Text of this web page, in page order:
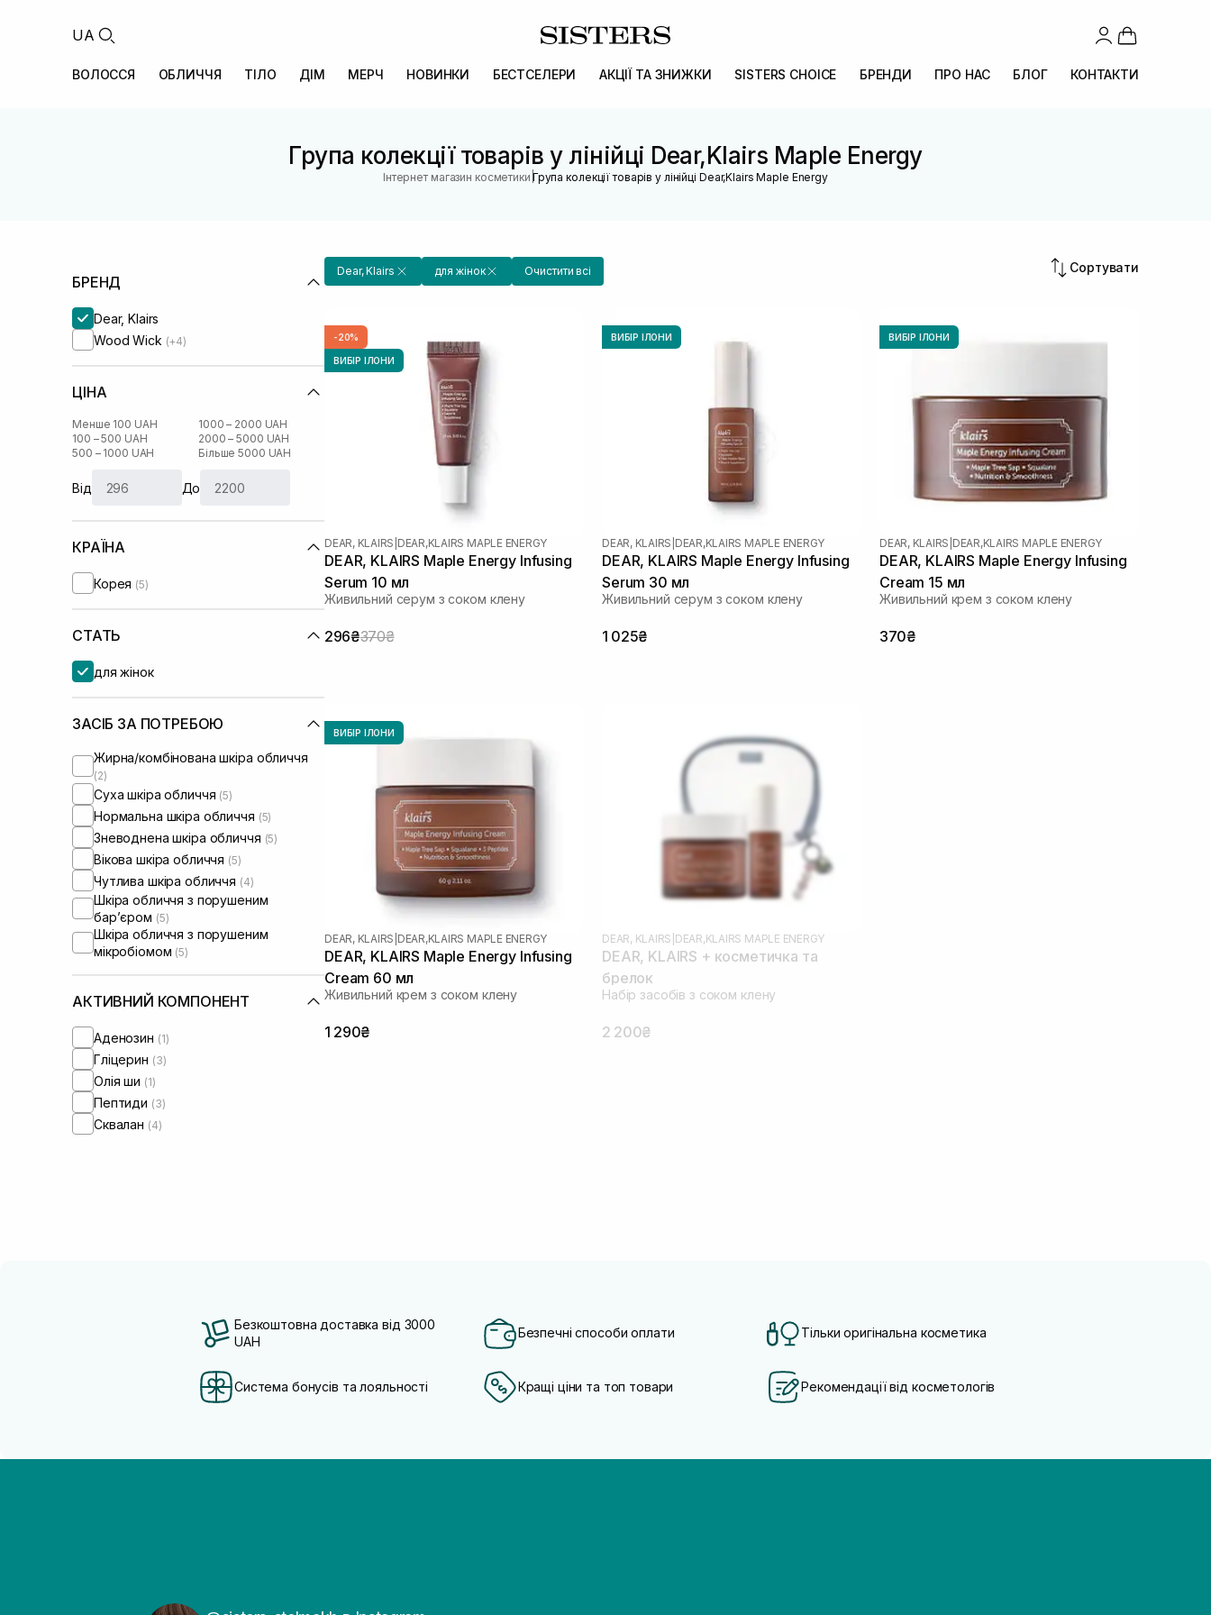
UA
ВОЛОССЯ ОБЛИЧЧЯ ТІЛО ДІМ МЕРЧ НОВИНКИ БЕСТСЕЛЕРИ АКЦІЇ ТА ЗНИЖКИ SISTERS CHOICE БРЕНДИ ПРО НАС БЛОГ КОНТАКТИ
Група колекції товарів у лінійці Dear,Klairs Maple Energy
Інтернет магазин косметики |Група колекції товарів у лінійці Dear,Klairs Maple Energy
БРЕНД
Dear, Klairs
Wood Wick (+4)
ЦІНА
Менше 100 UAH
100 – 500 UAH
500 – 1000 UAH
1000 – 2000 UAH
2000 – 5000 UAH
Більше 5000 UAH
Від До
КРАЇНА
Корея (5)
СТАТЬ
для жінок
ЗАСІБ ЗА ПОТРЕБОЮ
Жирна/комбінована шкіра обличчя
(2)
Суха шкіра обличчя (5)
Нормальна шкіра обличчя (5)
Зневоднена шкіра обличчя (5)
Вікова шкіра обличчя (5)
Чутлива шкіра обличчя (4)
Шкіра обличчя з порушеним
барʼєром (5)
Шкіра обличчя з порушеним
мікробіомом (5)
АКТИВНИЙ КОМПОНЕНТ
Аденозин (1)
Гліцерин (3)
Олія ши (1)
Пептиди (3)
Сквалан (4)
Dear, Klairs для жінок Очистити всі Сортувати
-20%
ВИБІР ІЛОНИ
DEAR, KLAIRS DEAR,KLAIRS MAPLE ENERGY
DEAR, KLAIRS Maple Energy Infusing
Serum 10 мл
Живильний серум з соком клену
296₴370₴
ВИБІР ІЛОНИ
DEAR, KLAIRS DEAR,KLAIRS MAPLE ENERGY
DEAR, KLAIRS Maple Energy Infusing
Serum 30 мл
Живильний серум з соком клену
1 025₴
ВИБІР ІЛОНИ
DEAR, KLAIRS DEAR,KLAIRS MAPLE ENERGY
DEAR, KLAIRS Maple Energy Infusing
Cream 15 мл
Живильний крем з соком клену
370₴
ВИБІР ІЛОНИ
DEAR, KLAIRS DEAR,KLAIRS MAPLE ENERGY
DEAR, KLAIRS Maple Energy Infusing
Cream 60 мл
Живильний крем з соком клену
1 290₴
DEAR, KLAIRS DEAR,KLAIRS MAPLE ENERGY
DEAR, KLAIRS + косметичка та
брелок
Набір засобів з соком клену
2 200₴
Безкоштовна доставка від 3000
UAH
Безпечні способи оплати Тільки оригінальна косметика
Система бонусів та лояльності Кращі ціни та топ товари Рекомендації від косметологів